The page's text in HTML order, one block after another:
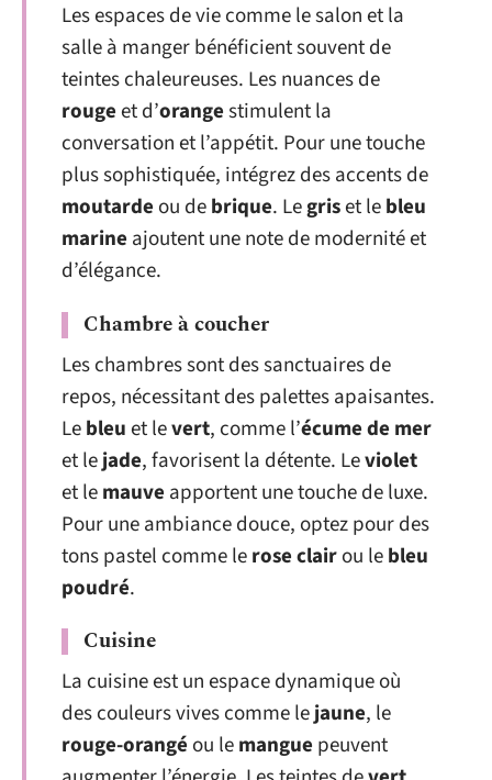
Les espaces de vie comme le salon et la
salle à manger bénéficient souvent de
teintes chaleureuses. Les nuances de
rougeet d’orangestimulent la
conversation et l’appétit. Pour une touche
plus sophistiquée, intégrez des accents de
moutarde ou debrique. Legriset lebleu
marine ajoutent une note de modernité et
d’élégance.
Chambre à coucher
Les chambres sont des sanctuaires de
repos, nécessitant des palettes apaisantes.
Lebleuet levert, comme l’écume de mer
et lejade, favorisent la détente. Leviolet
et lemauve apportent une touche de luxe.
Pour une ambiance douce, optez pour des
tons pastel comme lerose clairou lebleu
poudré.
Cuisine
La cuisine est un espace dynamique où
des couleurs vives comme lejaune, le
rouge-orangé ou lemangue peuvent